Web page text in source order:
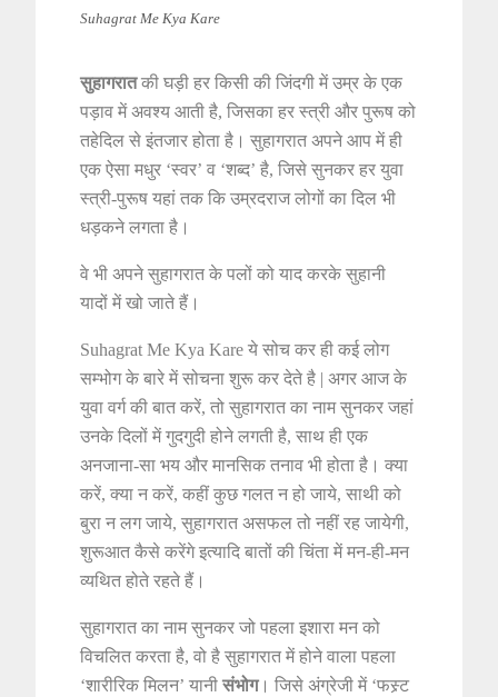
Suhagrat Me Kya Kare
सुहागरातकी घड़ी हर किसी की जिंदगी में उम्र के एक
पड़ाव में अवश्य आती है, जिसका हर स्त्री और पुरूष को
तहेदिल से इंतजार होता है। सुहागरात अपने आप में ही
एक ऐसा मधुर ‘स्वर’ व ‘शब्द’ है, जिसे सुनकर हर युवा
स्त्री-पुरूष यहां तक कि उम्रदराज लोगों का दिल भी
धड़कने लगता है।
वे भी अपने सुहागरात के पलों को याद करके सुहानी
यादों में खो जाते हैं।
Suhagrat Me Kya Kare ये सोच कर ही कई लोग
सम्भोग के बारे में सोचना शुरू कर देते है | अगर आज के
युवा वर्ग की बात करें, तो सुहागरात का नाम सुनकर जहां
उनके दिलों में गुदगुदी होने लगती है, साथ ही एक
अनजाना-सा भय और मानसिक तनाव भी होता है। क्या
करें, क्या न करें, कहीं कुछ गलत न हो जाये, साथी को
बुरा न लग जाये, सुहागरात असफल तो नहीं रह जायेगी,
शुरूआत कैसे करेंगे इत्यादि बातों की चिंता में मन-ही-मन
व्यथित होते रहते हैं।
सुहागरात का नाम सुनकर जो पहला इशारा मन को
विचलित करता है, वो है सुहागरात में होने वाला पहला
‘शारीरिक मिलन’ यानी संभोग। जिसे अंग्रेजी में ‘फस्र्ट